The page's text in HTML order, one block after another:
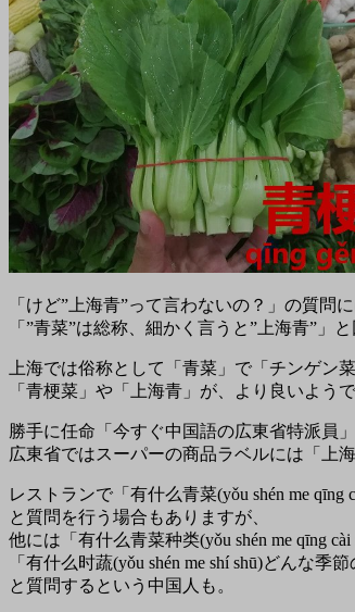
「けど”上海青”って言わないの？」の質問
「”青菜”は総称、細かく言うと”上海青”」
上海では俗称として「青菜」で「チンゲン
「青梗菜」や「上海青」が、より良いようで
勝手に任命「今すぐ中国語の広東省特派員
広東省ではスーパーの商品ラベルには「上
レストランで「有什么青菜(yǒu shén me qīng
と質問を行う場合もありますが、
他には「有什么青菜种类(yǒu shén me qīng
「有什么时蔬(yǒu shén me shí shū)どんな季
と質問するという中国人も。